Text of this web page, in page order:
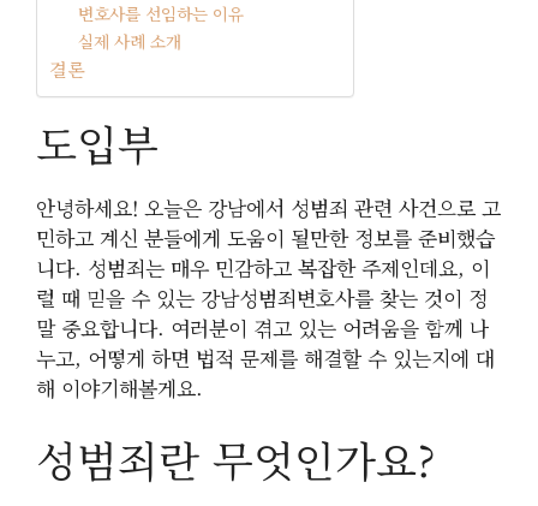
변호사를 선임하는 이유
실제 사례 소개
결론
도입부
안녕하세요! 오늘은 강남에서 성범죄 관련 사건으로 고
민하고 계신 분들에게 도움이 될만한 정보를 준비했습
니다. 성범죄는 매우 민감하고 복잡한 주제인데요, 이
럴 때 믿을 수 있는 강남성범죄변호사를 찾는 것이 정
말 중요합니다. 여러분이 겪고 있는 어려움을 함께 나
누고, 어떻게 하면 법적 문제를 해결할 수 있는지에 대
해 이야기해볼게요.
성범죄란 무엇인가요?